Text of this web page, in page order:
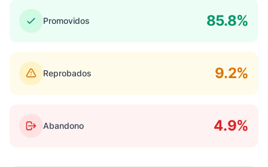
Promovidos 85.8%
Reprobados 9.2%
Abandono 4.9%